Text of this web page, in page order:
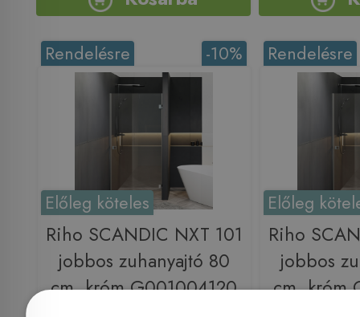
-10%
Rendelésre
Előleg köteles
Riho SCANDIC NXT 101
jobbos zuhanyajtó 80
cm, króm G001004120
Rendelésre
Előleg
Riho
jobbos
cm, króm